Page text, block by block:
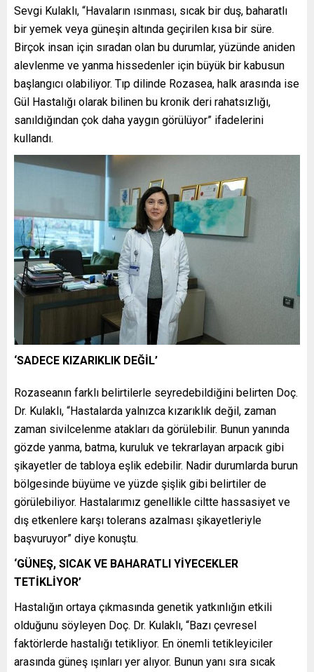
Sevgi Kulaklı, “Havaların ısınması, sıcak bir duş, baharatlı
bir yemek veya güneşin altında geçirilen kısa bir süre.
Birçok insan için sıradan olan bu durumlar, yüzünde aniden
alevlenme ve yanma hissedenler için büyük bir kabusun
başlangıcı olabiliyor. Tıp dilinde Rozasea, halk arasında ise
Gül Hastalığı olarak bilinen bu kronik deri rahatsızlığı,
sanıldığından çok daha yaygın görülüyor” ifadelerini
kullandı.
‘SADECE KIZARIKLIK DEĞİL’
Rozaseanın farklı belirtilerle seyredebildiğini belirten Doç.
Dr. Kulaklı, “Hastalarda yalnızca kızarıklık değil, zaman
zaman sivilcelenme atakları da görülebilir. Bunun yanında
gözde yanma, batma, kuruluk ve tekrarlayan arpacık gibi
şikayetler de tabloya eşlik edebilir. Nadir durumlarda burun
bölgesinde büyüme ve yüzde şişlik gibi belirtiler de
görülebiliyor. Hastalarımız genellikle ciltte hassasiyet ve
dış etkenlere karşı tolerans azalması şikayetleriyle
başvuruyor” diye konuştu.
‘GÜNEŞ, SICAK VE BAHARATLI YİYECEKLER
TETİKLİYOR’
Hastalığın ortaya çıkmasında genetik yatkınlığın etkili
olduğunu söyleyen Doç. Dr. Kulaklı, “Bazı çevresel
faktörlerde hastalığı tetikliyor. En önemli tetikleyiciler
arasında güneş ışınları yer alıyor. Bunun yanı sıra sıcak